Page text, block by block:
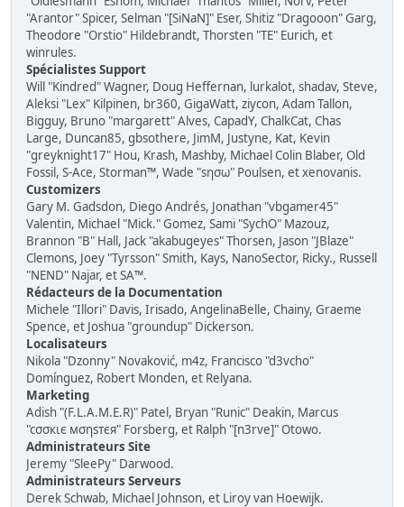
"Arantor" Spicer, Selman "[SiNaN]" Eser, Shitiz "Dragooon" Garg,
Theodore "Orstio" Hildebrandt, Thorsten "TE" Eurich, et
winrules.
Spécialistes Support
Will "Kindred" Wagner, Doug Heffernan, lurkalot, shadav, Steve,
Aleksi "Lex" Kilpinen, br360, GigaWatt, ziycon, Adam Tallon,
Bigguy, Bruno "margarett" Alves, CapadY, ChalkCat, Chas
Large, Duncan85, gbsothere, JimM, Justyne, Kat, Kevin
"greyknight17" Hou, Krash, Mashby, Michael Colin Blaber, Old
Fossil, S-Ace, Storman™, Wade "sησω" Poulsen, et xenovanis.
Customizers
Gary M. Gadsdon, Diego Andrés, Jonathan "vbgamer45"
Valentin, Michael "Mick." Gomez, Sami "SychO" Mazouz,
Brannon "B" Hall, Jack "akabugeyes" Thorsen, Jason "JBlaze"
Clemons, Joey "Tyrsson" Smith, Kays, NanoSector, Ricky., Russell
"NEND" Najar, et SA™.
Rédacteurs de la Documentation
Michele "Illori" Davis, Irisado, AngelinaBelle, Chainy, Graeme
Spence, et Joshua "groundup" Dickerson.
Localisateurs
Nikola "Dzonny" Novaković, m4z, Francisco "d3vcho"
Domínguez, Robert Monden, et Relyana.
Marketing
Adish "(F.L.A.M.E.R)" Patel, Bryan "Runic" Deakin, Marcus
"cσσкιє мσηѕтєя" Forsberg, et Ralph "[n3rve]" Otowo.
Administrateurs Site
Jeremy "SleePy" Darwood.
Administrateurs Serveurs
Derek Schwab, Michael Johnson, et Liroy van Hoewijk.